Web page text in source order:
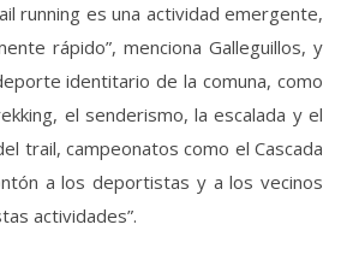
running es una actividad emergente,
rápido”, menciona Galleguillos, y
identitario de la comuna, como
el senderismo, la escalada y el
trail, campeonatos como el Cascada
a los deportistas y a los vecinos
actividades”.